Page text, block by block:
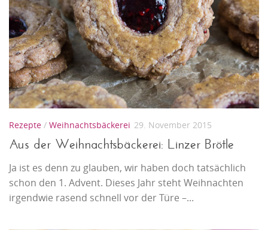
Rezepte / Weihnachtsbäckerei 29. November 2015
Aus der Weihnachtsbäckerei: Linzer Brötle
Ja ist es denn zu glauben, wir haben doch tatsächlich
schon den 1. Advent. Dieses Jahr steht Weihnachten
irgendwie rasend schnell vor der Türe –...